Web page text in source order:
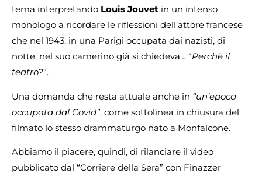
tema interpretando Louis Jouvet in un intenso
monologo a ricordare le riflessioni dell’attore francese
che nel 1943, in una Parigi occupata dai nazisti, di
notte, nel suo camerino già si chiedeva… “Perchè il
teatro?”.
Una domanda che resta attuale anche in “un’epoca
occupata dal Covid”, come sottolinea in chiusura del
filmato lo stesso drammaturgo nato a Monfalcone.
Abbiamo il piacere, quindi, di rilanciare il video
pubblicato dal “Corriere della Sera” con Finazzer